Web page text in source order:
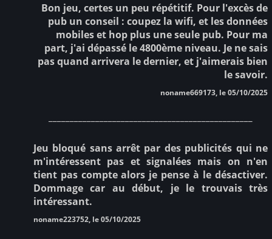
Bon jeu, certes un peu répétitif. Pour l'excès de
pub un conseil : coupez la wifi, et les données
mobiles et hop plus une seule pub. Pour ma
part, j'ai dépassé le 4800ème niveau. Je ne sais
pas quand arrivera le dernier, et j'aimerais bien
le savoir.
noname669173, le 05/10/2025
Jeu bloqué sans arrêt par des publicités qui ne
m'intéressent pas et signalées mais on n'en
tient pas compte alors je pense à le désactiver.
Dommage car au début, je le trouvais très
intéressant.
noname223752, le 05/10/2025